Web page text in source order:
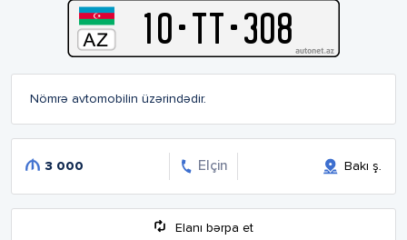
10-TT-308
Nömrə avtomobilin üzərindədir.
3 000 Elçin Bakı ş.
Elanı bərpa et